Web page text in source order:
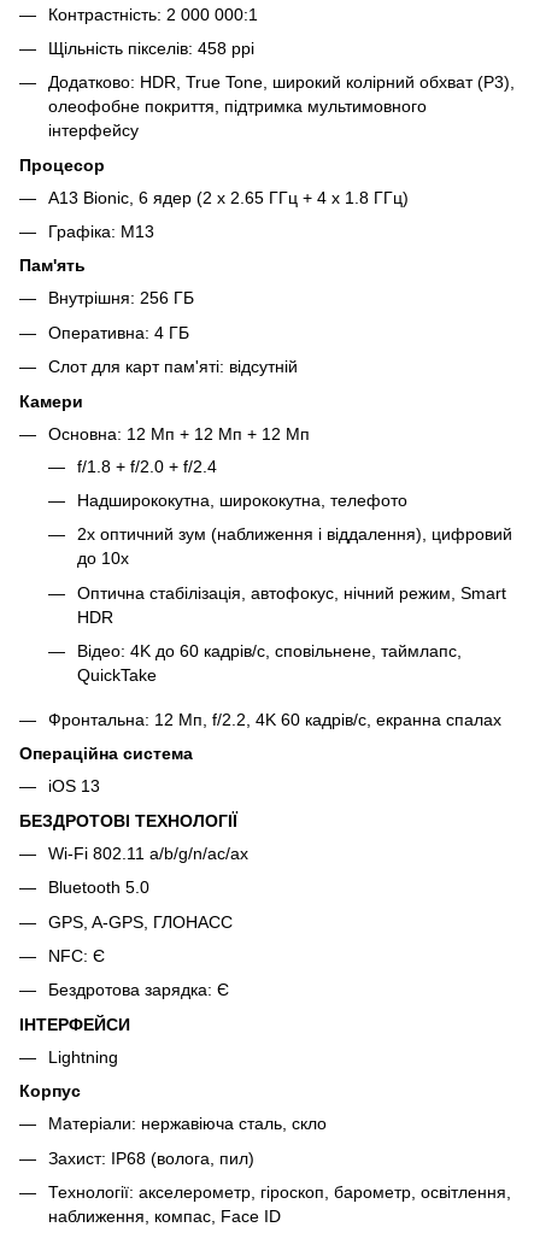
Контрастність: 2 000 000:1
Щільність пікселів: 458 ppi
Додатково: HDR, True Tone, широкий колірний обхват (P3),
олеофобне покриття, підтримка мультимовного
інтерфейсу
Процесор
A13 Bionic, 6 ядер (2 x 2.65 ГГц + 4 x 1.8 ГГц)
Графіка: M13
Пам'ять
Внутрішня: 256 ГБ
Оперативна: 4 ГБ
Слот для карт пам'яті: відсутній
Камери
Основна: 12 Мп + 12 Мп + 12 Мп
f/1.8 + f/2.0 + f/2.4
Надширококутна, ширококутна, телефото
2x оптичний зум (наближення і віддалення), цифровий
до 10x
Оптична стабілізація, автофокус, нічний режим, Smart
HDR
Відео: 4K до 60 кадрів/с, сповільнене, таймлапс,
QuickTake
Фронтальна: 12 Мп, f/2.2, 4K 60 кадрів/с, екранна спалах
Операційна система
iOS 13
БЕЗДРОТОВІ ТЕХНОЛОГІЇ
Wi-Fi 802.11 a/b/g/n/ac/ax
Bluetooth 5.0
GPS, A-GPS, ГЛОНАСС
NFC: Є
Бездротова зарядка: Є
ІНТЕРФЕЙСИ
Lightning
Корпус
Матеріали: нержавіюча сталь, скло
Захист: IP68 (волога, пил)
Технології: акселерометр, гіроскоп, барометр, освітлення,
наближення, компас, Face ID